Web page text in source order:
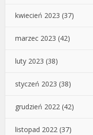
kwiecień 2023 (37)
marzec 2023 (42)
luty 2023 (38)
styczeń 2023 (38)
grudzień 2022 (42)
listopad 2022 (37)